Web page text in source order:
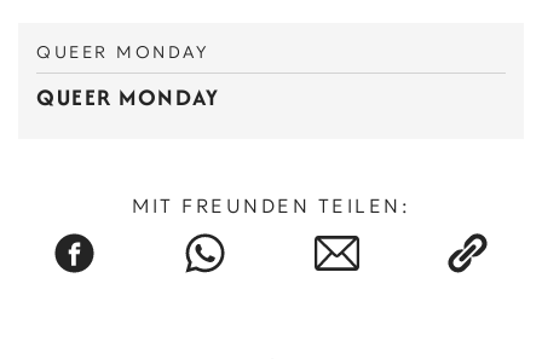
QUEER MONDAY
QUEER MONDAY
MIT FREUNDEN TEILEN: